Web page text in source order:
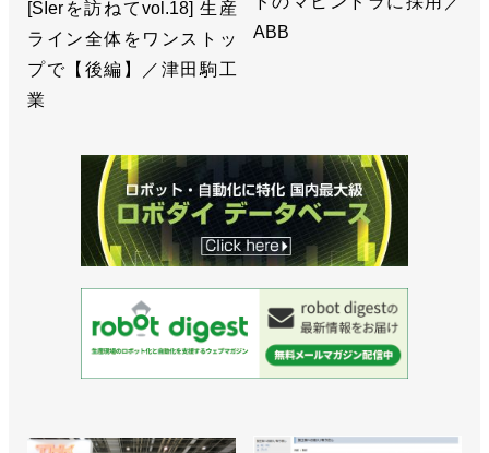
[SIerを訪ねてvol.18] 生産
ライン全体をワンストッ
プで【後編】／津田駒工
業
ABB